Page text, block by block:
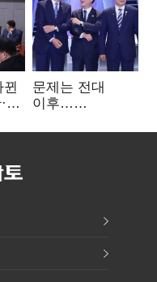
뀐
문제는 전대
이후…
뒤집힐 땐